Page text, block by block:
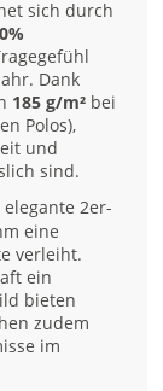
sich durch
Dank
185 g/m² bei
Polos),
und
sind.
2er-
eine
verleiht.
ein
bieten
zudem
im